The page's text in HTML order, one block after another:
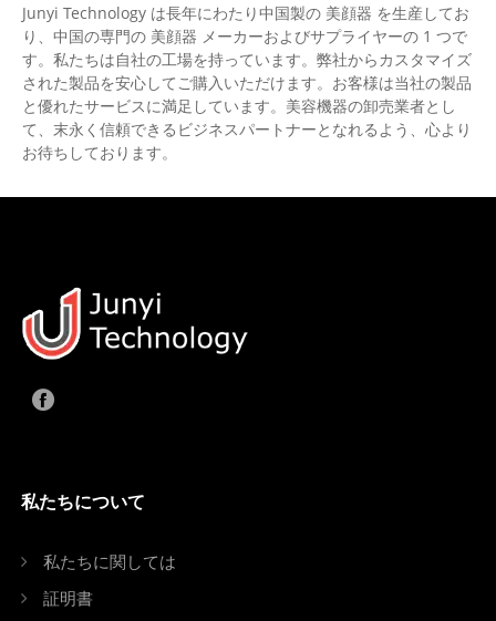
Junyi Technology は長年にわたり中国製の 美顔器 を生産してお
り、中国の専門の 美顔器 メーカーおよびサプライヤーの 1 つで
す。私たちは自社の工場を持っています。弊社からカスタマイズ
された製品を安心してご購入いただけます。お客様は当社の製品
と優れたサービスに満足しています。美容機器の卸売業者とし
て、末永く信頼できるビジネスパートナーとなれるよう、心より
お待ちしております。
私たちについて
私たちに関しては
証明書